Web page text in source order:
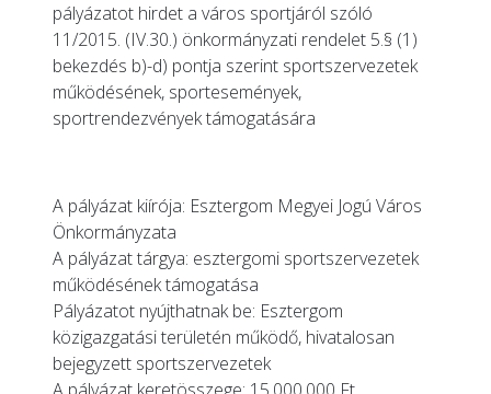
pályázatot hirdet a város sportjáról szóló
11/2015. (IV.30.) önkormányzati rendelet 5.§ (1)
bekezdés b)-d) pontja szerint sportszervezetek
működésének, sportesemények,
sportrendezvények támogatására
A pályázat kiírója: Esztergom Megyei Jogú Város
Önkormányzata
A pályázat tárgya: esztergomi sportszervezetek
működésének támogatása
Pályázatot nyújthatnak be: Esztergom
közigazgatási területén működő, hivatalosan
bejegyzett sportszervezetek